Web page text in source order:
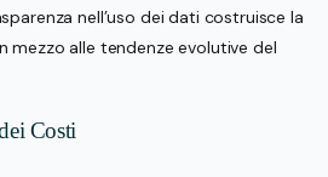
nell’uso dei dati costruisce la
mezzo alle tendenze evolutive del
Costi